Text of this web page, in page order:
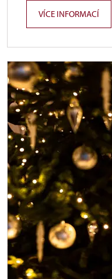
VÍCE INFORMACÍ